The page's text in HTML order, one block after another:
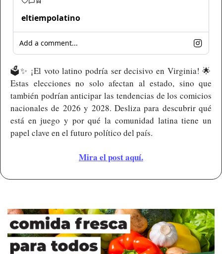
eltiempolatino
Add a comment...
🗳️✨ ¡El voto latino podría ser decisivo en Virginia! 🌟
Estas elecciones no solo afectan al estado, sino que
también podrían anticipar las tendencias de los comicios
nacionales de 2026 y 2028. Desliza para descubrir qué
está en juego y por qué la comunidad latina tiene un
papel clave en el futuro político del país.
Mira el post aquí.